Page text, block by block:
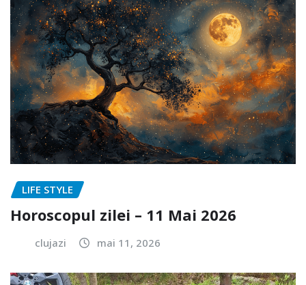
LIFE STYLE
Horoscopul zilei – 11 Mai 2026
clujazi mai 11, 2026